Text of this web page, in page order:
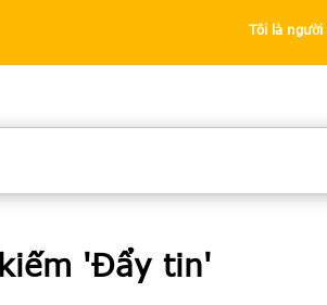
Tôi là người
'Đẩy tin'